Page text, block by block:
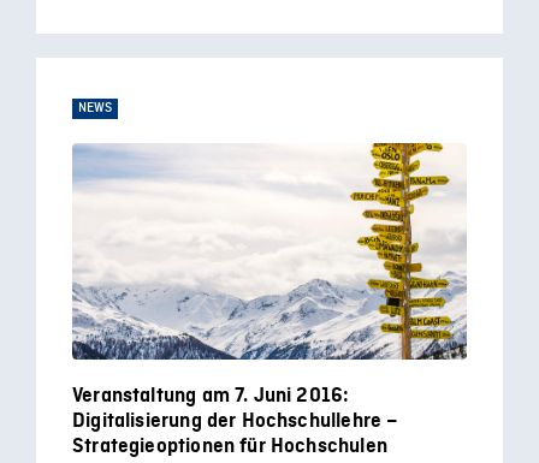
NEWS
Veranstaltung am 7. Juni 2016:
Digitalisierung der Hochschullehre –
Strategieoptionen für Hochschulen